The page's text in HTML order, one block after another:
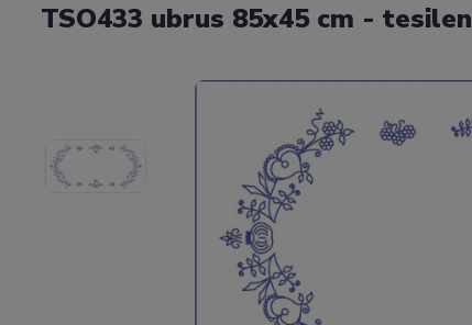
TSO433 ubrus 85x45 cm - tesilen